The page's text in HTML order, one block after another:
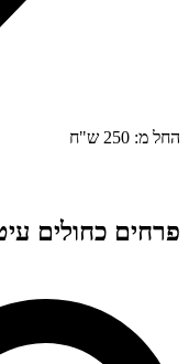
החל מ: 250 ש"ח
פרחים כחולים